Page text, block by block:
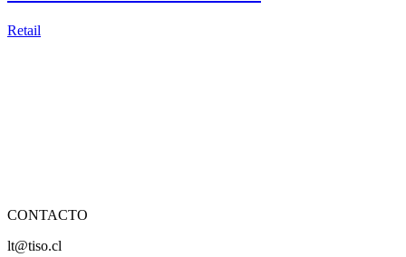
Retail
CONTACTO
lt@tiso.cl